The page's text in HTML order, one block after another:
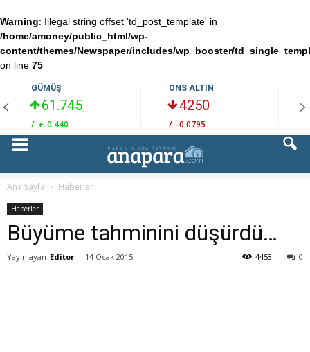
Warning: Illegal string offset 'td_post_template' in
/home/amoney/public_html/wp-
content/themes/Newspaper/includes/wp_booster/
on line 75
GÜMÜŞ
61.745
/ +-0.440
ONS ALTIN
4250
/ -0.0795
Ana Sayfa Haberler
Haberler
Büyüme tahminini düşürdü…
Yayınlayan Editor - 14 Ocak 2015 0
4453